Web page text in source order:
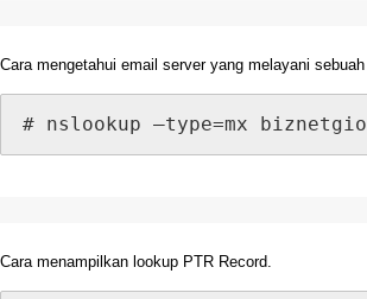
Cara mengetahui email server yang melayani sebuah
# nslookup –type=mx biznetgio
Cara menampilkan lookup PTR Record